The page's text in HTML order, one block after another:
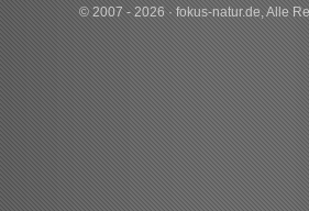
© 2007 - 2026 · fokus-natur.de, Alle